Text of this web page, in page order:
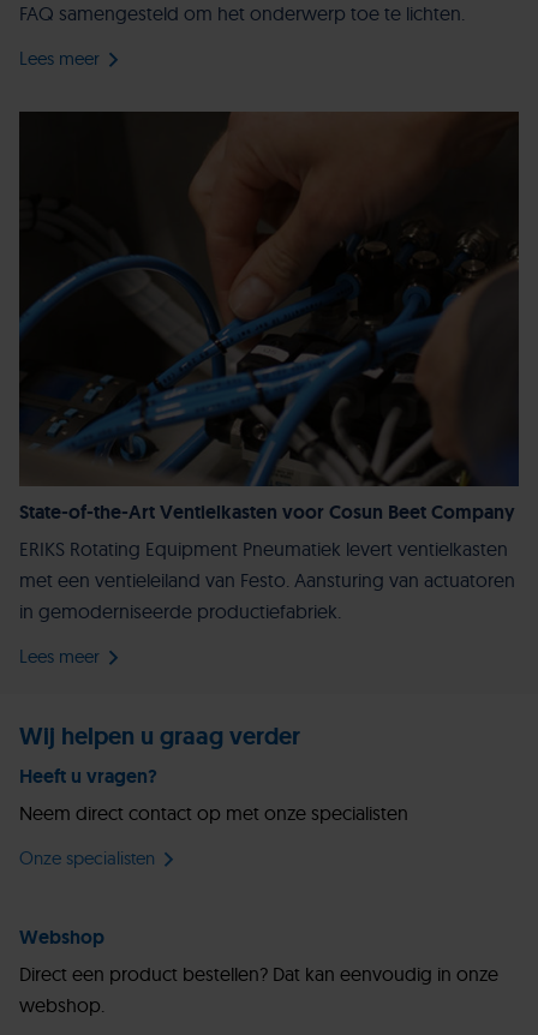
FAQ samengesteld om het onderwerp toe te lichten.
Lees meer
State-of-the-Art Ventielkasten voor Cosun Beet Company
ERIKS Rotating Equipment Pneumatiek levert ventielkasten
met een ventieleiland van Festo. Aansturing van actuatoren
in gemoderniseerde productiefabriek.
Lees meer
Wij helpen u graag verder
Heeft u vragen?
Neem direct contact op met onze specialisten
Onze specialisten
Webshop
Direct een product bestellen? Dat kan eenvoudig in onze
webshop.